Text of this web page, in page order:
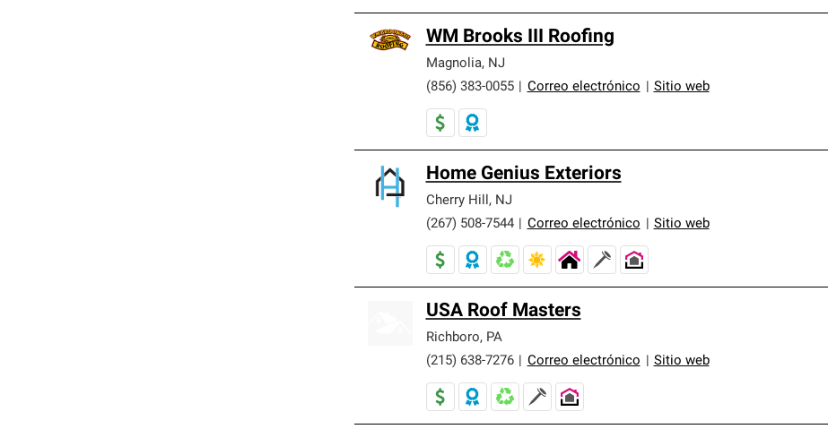
WM Brooks III Roofing
Magnolia, NJ
(856) 383-0055
Correo electrónico Sitio web
Home Genius Exteriors
Cherry Hill , NJ
(267) 508-7544
Correo electrónico Sitio web
USA Roof Masters
Richboro, PA
(215) 638-7276
Correo electrónico Sitio web